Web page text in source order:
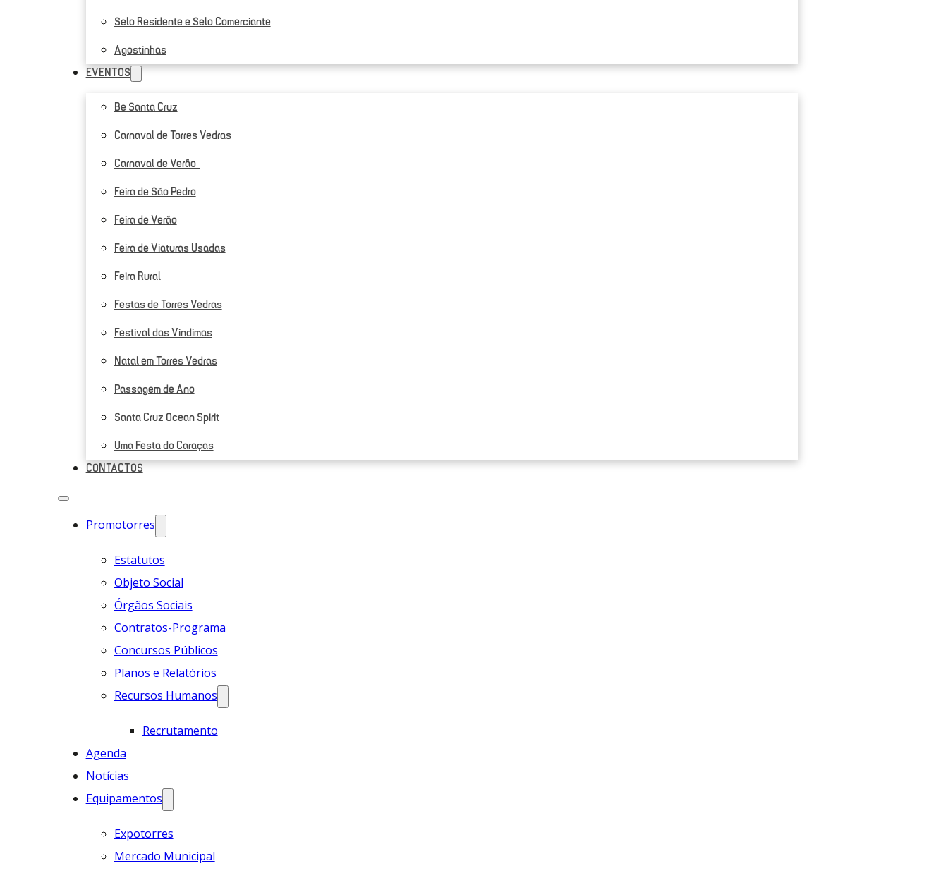
Selo Residente e Selo Comerciante
Agostinhas
EVENTOS
Be Santa Cruz
Carnaval de Torres Vedras
Carnaval de Verão
Feira de São Pedro
Feira de Verão
Feira de Viaturas Usadas
Feira Rural
Festas de Torres Vedras
Festival das Vindimas
Natal em Torres Vedras
Passagem de Ano
Santa Cruz Ocean Spirit
Uma Festa do Caraças
CONTACTOS
Promotorres
Estatutos
Objeto Social
Órgãos Sociais
Contratos-Programa
Concursos Públicos
Planos e Relatórios
Recursos Humanos
Recrutamento
Agenda
Notícias
Equipamentos
Expotorres
Mercado Municipal